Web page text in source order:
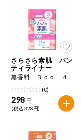
健康志向食品
推しコープ
年間登録米
さらさら素肌 パン
ティライナー
無香料 ３ｃｃ ４４枚
(0)
298 円
(税込 328円)